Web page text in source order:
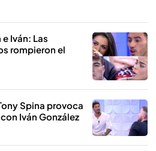
Iván: Las
rompieron el
Spina provoca
Iván González